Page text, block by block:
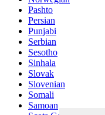
Pashto
Persian
Punjabi
Serbian
Sesotho
Sinhala
Slovak
Slovenian
Somali
Samoan